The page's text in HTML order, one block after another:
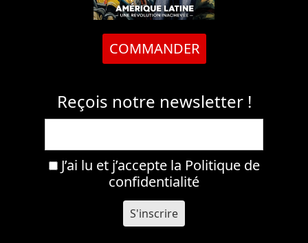
COMMANDER
Reçois notre newsletter !
J’ai lu et j’accepte la Politique de
confidentialité